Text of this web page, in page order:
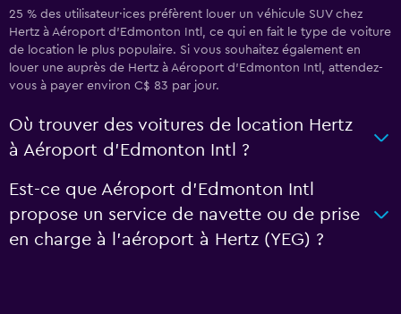
25 % des utilisateur·ices préfèrent louer un véhicule SUV chez
Hertz à Aéroport d'Edmonton Intl, ce qui en fait le type de voiture
de location le plus populaire. Si vous souhaitez également en
louer une auprès de Hertz à Aéroport d'Edmonton Intl, attendez-
vous à payer environ C$ 83 par jour.
Où trouver des voitures de location Hertz
à Aéroport d'Edmonton Intl ?
Est-ce que Aéroport d'Edmonton Intl
propose un service de navette ou de prise
en charge à l’aéroport à Hertz (YEG) ?